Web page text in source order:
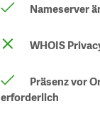
Nameserver
WHOIS
Präsenz vor
erforderlich